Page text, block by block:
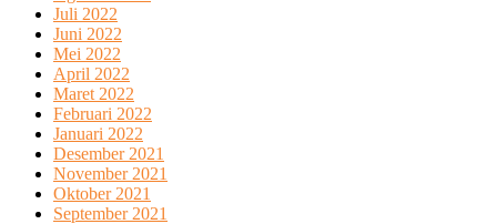
Juli 2022
Juni 2022
Mei 2022
April 2022
Maret 2022
Februari 2022
Januari 2022
Desember 2021
November 2021
Oktober 2021
September 2021